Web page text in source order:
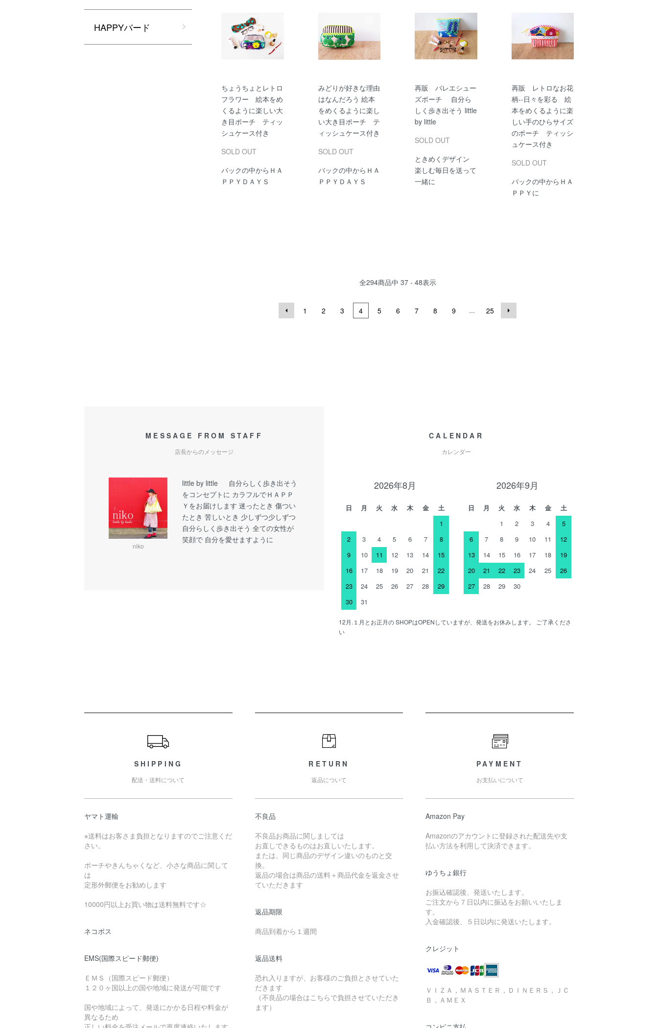
ちょうちょとレトロ
フラワー 絵本をめ
くるように楽しい大
き目ポーチ ティッ
シュケース付き
SOLD OUT
バックの中からＨＡ
ＰＰＹＤＡＹＳ
みどりが好きな理由
はなんだろう 絵本
をめくるように楽し
い大き目ポーチ テ
ィッシュケース付き
SOLD OUT
バックの中からＨＡ
ＰＰＹＤＡＹＳ
再販 バレエシュー
ズポーチ 自分ら
しく歩き出そう little
by little
SOLD OUT
ときめくデザイン
楽しむ毎日を送って
一緒に
再販 レトロなお花
柄--日々を彩る 絵
本をめくるように楽
しい手のひらサイズ
のポーチ ティッシ
ュケース付き
SOLD OUT
バックの中からＨＡ
ＰＰＹに
全294商品中 37 - 48表示
1 2 3 4 5 6 7 8 9 ... 25
HAPPYバード
MESSAGE FROM STAFF
店長からのメッセージ
niko
little by little 自分らしく歩き出そう
をコンセプトに カラフルでＨＡＰＰ
Ｙをお届けします 迷ったとき 傷つい
たとき 苦しいとき 少しずつ少しずつ
自分らしく歩き出そう 全ての女性が
笑顔で 自分を愛せますように
CALENDAR
カレンダー
2026年8月
日 月 火 水 木 金
土
1
2
3 4 5 6 7
8
9
10 11 12 13 14
15
16
17 18 19 20 21
22
23
24 25 26 27 28
29
30
31
2026年9月
日 月 火 水 木 金
土
1
2 3 4
5
6
7 8 9 10 11
12
13
14 15 16 17 18
19
20
21 22 23 24 25
26
27
28 29 30
12月.１月とお正月の SHOPはOPENしていますが、発送をお休みします。 ご了承くださ
い
SHIPPING
配送・送料について
ヤマト運輸
※送料はお客さま負担となりますのでご注意くだ
さい。
ポーチやきんちゃくなど、小さな商品に関して
は
定形外郵便をお勧めします
10000円以上お買い物は送料無料です☆
ネコポス
EMS(国際スピード郵便)
ＥＭＳ（国際スピード郵便）
１２０ヶ国以上の国や地域に発送が可能です
国や地域によって、発送にかかる日程や料金が
異なるため
RETURN
返品について
不良品
不良品お商品に関しましては
お直しできるものはお直しいたします。
または、同じ商品のデザイン違いのものと交
換。
返品の場合は商品の送料＋商品代金を返金させ
ていただきます
返品期限
商品到着から１週間
返品送料
恐れ入りますが、お客様のご負担とさせていた
だきます
（不良品の場合はこちらで負担させていただき
ます）
PAYMENT
お支払いについて
Amazon Pay
Amazonのアカウントに登録された配送先や支
払い方法を利用して決済できます。
ゆうちょ銀行
お振込確認後、発送いたします。
ご注文から７日以内に振込をお願いいたしま
す。
入金確認後、５日以内に発送いたします。
クレジット
ＶＩＺＡ，ＭＡＳＴＥＲ，ＤＩＮＥＲＳ，ＪＣ
Ｂ，ＡＭＥＸ